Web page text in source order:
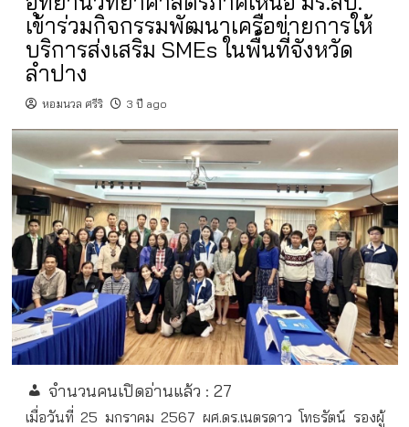
เข้าร่วมกิจกรรมพัฒนาเครือข่ายการให้
บริการส่งเสริม SMEs ในพื้นที่จังหวัด
ลำปาง
หอมนวล ศรีริ 3 ปี ago
จำนวนคนเปิดอ่านแล้ว : 27
เมื่อวันที่ 25 มกราคม 2567 ผศ.ดร.เนตรดาว โทธรัตน์ รองผู้